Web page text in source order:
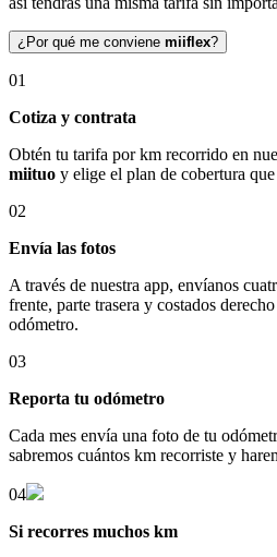
¿Por qué me conviene miiflex?
01
Cotiza y contrata
Obtén tu tarifa por km recorrido en
miituo y elige el plan de cobertura
02
Envía las fotos
A través de nuestra app, envíanos
frente, parte trasera y costados
odómetro.
03
Reporta tu odómetro
Cada mes envía una foto de tu
sabremos cuántos km recorriste y
04
Si recorres muchos km